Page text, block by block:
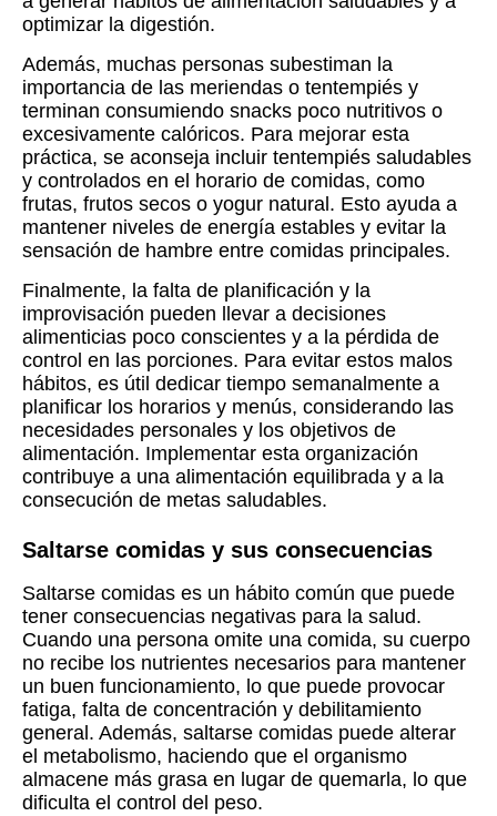
optimizar la digestión.
Además, muchas personas subestiman la
importancia de las meriendas o tentempiés y
terminan consumiendo snacks poco nutritivos o
excesivamente calóricos. Para mejorar esta
práctica, se aconseja incluir tentempiés saludables
y controlados en el horario de comidas, como
frutas, frutos secos o yogur natural. Esto ayuda a
mantener niveles de energía estables y evitar la
sensación de hambre entre comidas principales.
Finalmente, la falta de planificación y la
improvisación pueden llevar a decisiones
alimenticias poco conscientes y a la pérdida de
control en las porciones. Para evitar estos malos
hábitos, es útil dedicar tiempo semanalmente a
planificar los horarios y menús, considerando las
necesidades personales y los objetivos de
alimentación. Implementar esta organización
contribuye a una alimentación equilibrada y a la
consecución de metas saludables.
Saltarse comidas y sus consecuencias
Saltarse comidas es un hábito común que puede
tener consecuencias negativas para la salud.
Cuando una persona omite una comida, su cuerpo
no recibe los nutrientes necesarios para mantener
un buen funcionamiento, lo que puede provocar
fatiga, falta de concentración y debilitamiento
general. Además, saltarse comidas puede alterar
el metabolismo, haciendo que el organismo
almacene más grasa en lugar de quemarla, lo que
dificulta el control del peso.